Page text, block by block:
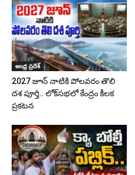
ఆంధ్ర ప్రదేశ్
2027 జూన్ నాటికి పోలవరం తొలి
దశ పూర్తి.. లోక్‌సభలో కేంద్రం కీలక
ప్రకటన